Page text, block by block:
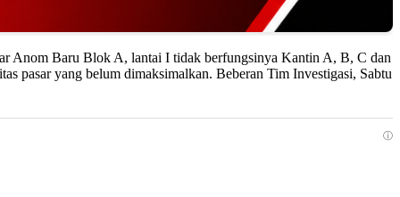
Anom Baru Blok A, lantai I tidak berfungsinya Kantin A, B, C dan
pasar yang belum dimaksimalkan. Beberan Tim Investigasi, Sabtu
ⓘ